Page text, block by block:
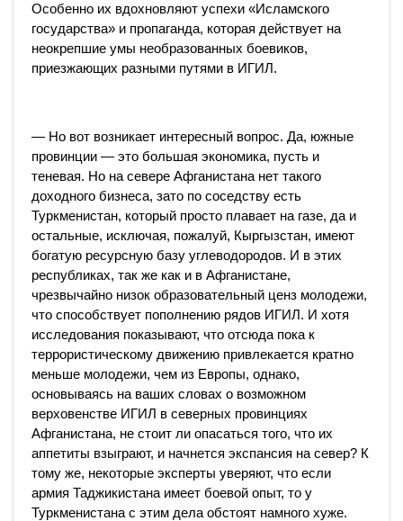
Особенно их вдохновляют успехи «Исламского
государства» и пропаганда, которая действует на
неокрепшие умы необразованных боевиков,
приезжающих разными путями в ИГИЛ.
— Но вот возникает интересный вопрос. Да, южные
провинции — это большая экономика, пусть и
теневая. Но на севере Афганистана нет такого
доходного бизнеса, зато по соседству есть
Туркменистан, который просто плавает на газе, да и
остальные, исключая, пожалуй, Кыргызстан, имеют
богатую ресурсную базу углеводородов. И в этих
республиках, так же как и в Афганистане,
чрезвычайно низок образовательный ценз молодежи,
что способствует пополнению рядов ИГИЛ. И хотя
исследования показывают, что отсюда пока к
террористическому движению привлекается кратно
меньше молодежи, чем из Европы, однако,
основываясь на ваших словах о возможном
верховенстве ИГИЛ в северных провинциях
Афганистана, не стоит ли опасаться того, что их
аппетиты взыграют, и начнется экспансия на север? К
тому же, некоторые эксперты уверяют, что если
армия Таджикистана имеет боевой опыт, то у
Туркменистана с этим дела обстоят намного хуже.